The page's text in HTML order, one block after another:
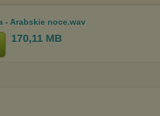
- Arabskie noce.wav
170,11 MB